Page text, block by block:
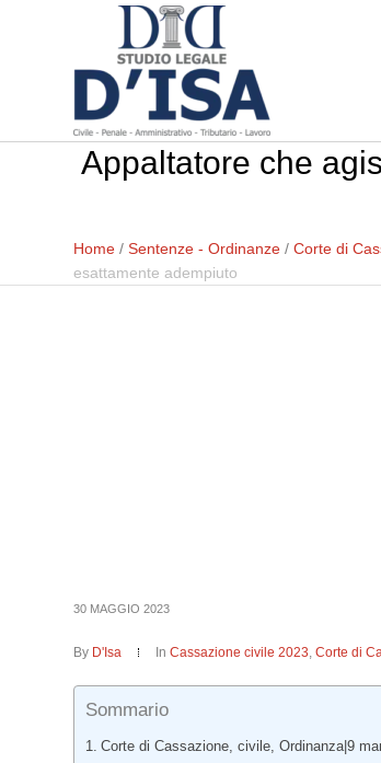
Appaltatore che
Home /Sentenze - Ordinanze /Corte di
esattamente adempiuto
30 MAGGIO 2023
By D'Isa InCassazione civile 2023,Corte di
Sommario
Corte di Cassazione, civile, Ordinanza|9